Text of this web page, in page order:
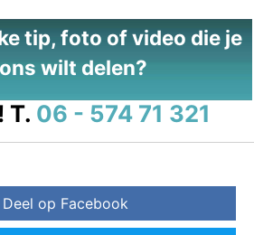
tip, foto of video die je
wilt delen?
T. 06 - 574 71 321
Deel op Facebook